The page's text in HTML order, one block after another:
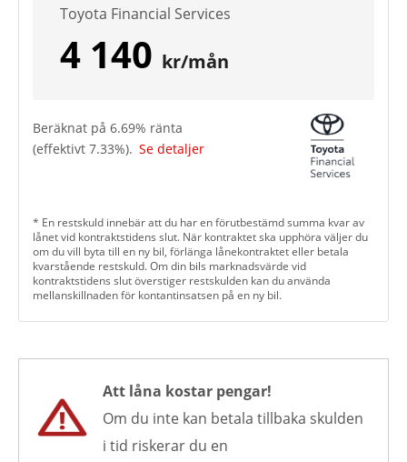
Toyota Financial Services
4 140 kr/mån
Beräknat på 6.69% ränta
(effektivt 7.33%). Se detaljer
* En restskuld innebär att du har en förutbestämd summa kvar av
lånet vid kontraktstidens slut. När kontraktet ska upphöra väljer du
om du vill byta till en ny bil, förlänga lånekontraktet eller betala
kvarstående restskuld. Om din bils marknadsvärde vid
kontraktstidens slut överstiger restskulden kan du använda
mellanskillnaden för kontantinsatsen på en ny bil.
Att låna kostar pengar!
Om du inte kan betala tillbaka skulden
i tid riskerar du en